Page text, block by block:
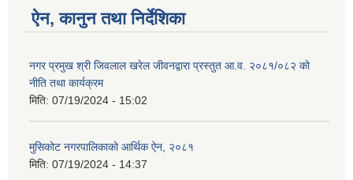
ऐन, कानुन तथा निर्देशिका
नगर प्रमुख श्री जिवलाल खरेल जीवनद्वारा प्रस्तुत आ.व. २०८१/०८२ को
नीति तथा कार्यक्रम
मिति: 07/19/2024 - 15:02
मुसिकोट नगरपालिकाको आर्थिक ऐन, २०८१
मिति: 07/19/2024 - 14:37